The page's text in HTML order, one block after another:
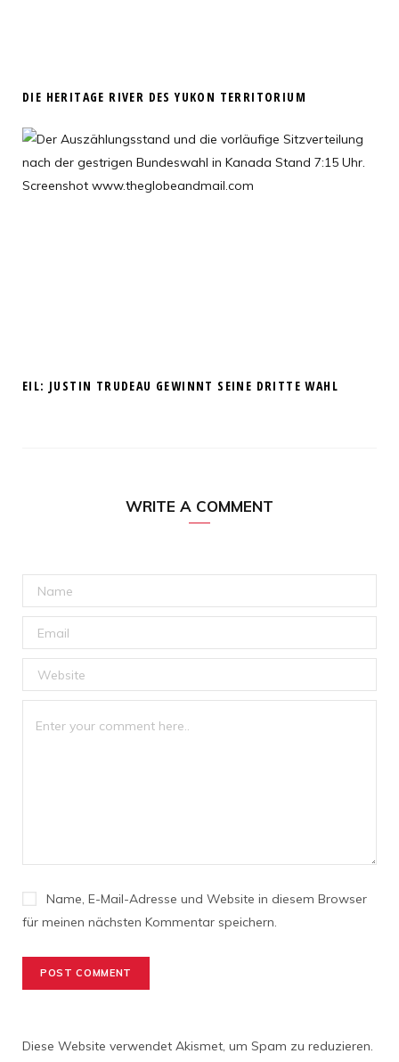
DIE HERITAGE RIVER DES YUKON TERRITORIUM
EIL: JUSTIN TRUDEAU GEWINNT SEINE DRITTE WAHL
WRITE A COMMENT
Name, E-Mail-Adresse und Website in diesem Browser
für meinen nächsten Kommentar speichern.
Diese Website verwendet Akismet, um Spam zu reduzieren.